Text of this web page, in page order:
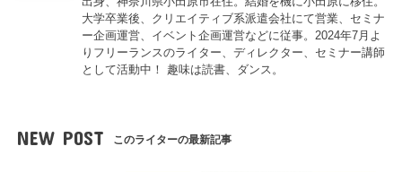
大学卒業後、クリエイティブ系派遣会社にて営業、セミナ
ー企画運営、イベント企画運営などに従事。2024年7月よ
りフリーランスのライター、ディレクター、セミナー講師
として活動中！ 趣味は読書、ダンス。
NEW POST このライターの最新記事